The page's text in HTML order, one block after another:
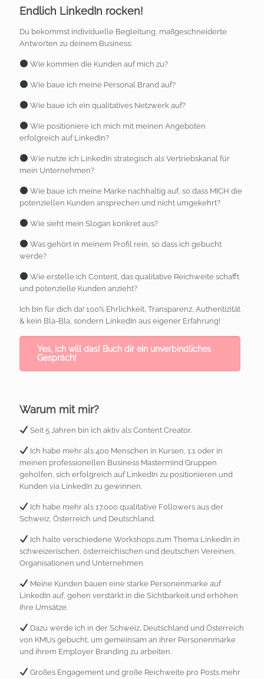
Endlich LinkedIn rocken!
Du bekommst individuelle Begleitung, maßgeschneiderte
Antworten zu deinem Business:
Wie kommen die Kunden auf mich zu?
Wie baue ich meine Personal Brand auf?
Wie baue ich ein qualitatives Netzwerk auf?
Wie positioniere ich mich mit meinen Angeboten
erfolgreich auf LinkedIn?
Wie nutze ich LinkedIn strategisch als Vertriebskanal für
mein Unternehmen?
Wie baue ich meine Marke nachhaltig auf, so dass MICH die
potenziellen Kunden ansprechen und nicht umgekehrt?
Wie sieht mein Slogan konkret aus?
Was gehört in meinem Profil rein, so dass ich gebucht
werde?
Wie erstelle ich Content, das qualitative Reichweite schafft
und potenzielle Kunden anzieht?
Ich bin für dich da! 100% Ehrlichkeit, Transparenz, Authentizität
& kein Bla-Bla, sondern LinkedIn aus eigener Erfahrung!
Yes, ich will das! Buch dir ein unverbindliches
Gespräch!
Warum mit mir?
Seit 5 Jahren bin ich aktiv als Content Creator.
Ich habe mehr als 400 Menschen in Kursen, 1:1 oder in
meinen professionellen Business Mastermind Gruppen
geholfen, sich erfolgreich auf LinkedIn zu positionieren und
Kunden via LinkedIn zu gewinnen.
Ich habe mehr als 17.000 qualitative Followers aus der
Schweiz, Österreich und Deutschland.
Ich halte verschiedene Workshops zum Thema LinkedIn in
schweizerischen, österreichischen und deutschen Vereinen,
Organisationen und Unternehmen.
Meine Kunden bauen eine starke Personenmarke auf
LinkedIn auf, gehen verstärkt in die Sichtbarkeit und erhöhen
ihre Umsätze.
Dazu werde ich in der Schweiz, Deutschland und Österreich
von KMUs gebucht, um gemeinsam an ihrer Personenmarke
und ihrem Employer Branding zu arbeiten.
Großes Engagement und große Reichweite pro Posts mehr